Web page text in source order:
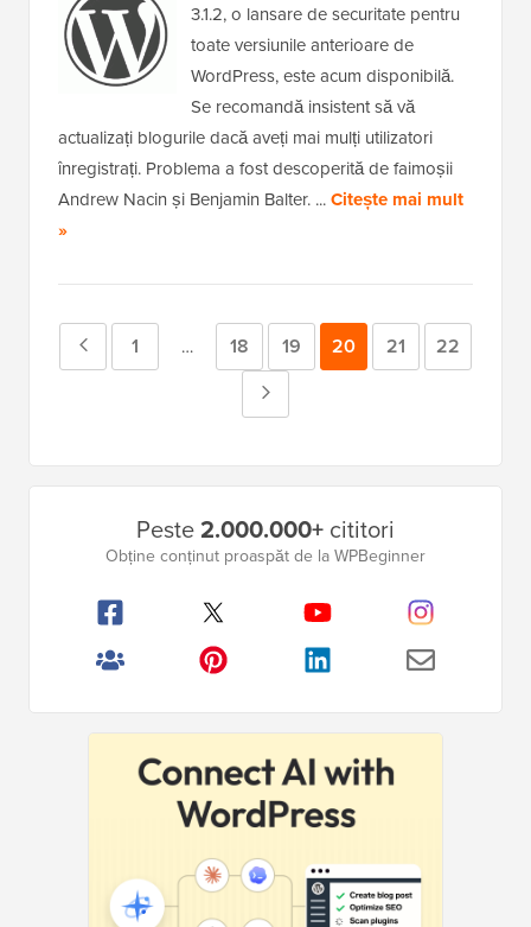
3.1.2, o lansare de securitate pentru
toate versiunile anterioare de
WordPress, este acum disponibilă.
Se recomandă insistent să vă
actualizați blogurile dacă aveți mai mulți utilizatori
înregistrați. Problema a fost descoperită de faimoșii
Andrew Nacin și Benjamin Balter. ...Citește mai mult
»
PaginaPagina
1
Pagini
intermediare
… Pagina
18 Pagina
19 Pagina
20 Pagina
21 Pagina
22
laterală
principală
Peste2.000.000+ cititori
Obține conținut proaspăt de la WPBeginner